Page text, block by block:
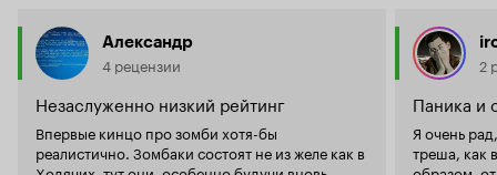
Александр
4 рецензии
Незаслуженно низкий рейтинг
Впервые кинцо про зомби хотя-бы
реалистично. Зомбаки состоят не из желе как в
2
Паника и
Я очень
треша, как